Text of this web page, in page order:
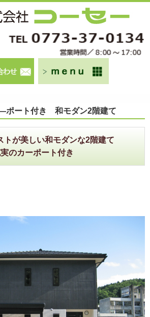
ート付き 和モダン2階建て
トが美しい和モダンな2階建て
のカーポート付き